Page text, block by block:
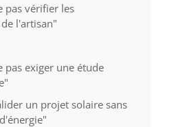
pas vérifier les
l'artisan"
pas exiger une étude
un projet solaire sans